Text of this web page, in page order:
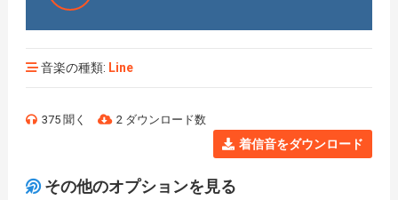
音楽の種類: Line
375 聞く 2 ダウンロード数
着信音をダウンロード
その他のオプションを見る